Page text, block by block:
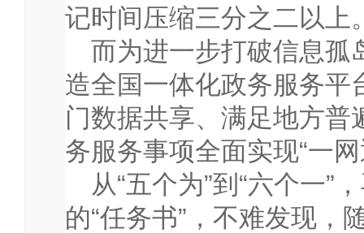
记时间压缩三分之二以上
而为进一步打破信息孤
造全国一体化政务服务平
门数据共享、满足地方普
务服务事项全面实现“一
从“五个为”到“六个一”
的“任务书”，不难发现，